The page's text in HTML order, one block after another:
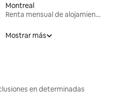
Montreal
Renta mensual de alojamientos
Mostrar más
en determinadas